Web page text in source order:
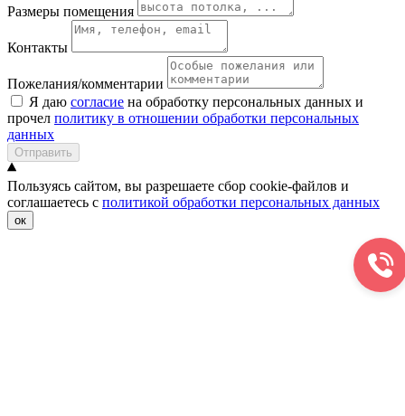
Размеры помещения
Контакты
Пожелания/комментарии
Я даю согласие на обработку персональных данных и
прочел политику в отношении обработки персональных
данных
Отправить
Пользуясь сайтом, вы разрешаете сбор cookie-файлов и
соглашаетесь с политикой обработки персональных данных
ок